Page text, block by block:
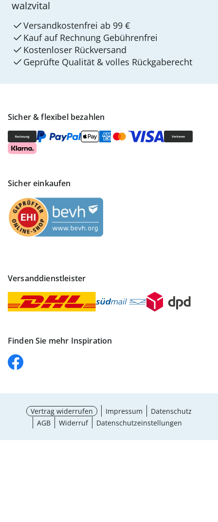
Sicher & flexibel bezahlen
Sicher einkaufen
Versanddienstleister
Finden Sie mehr Inspiration
walzvital
Versandkostenfrei ab 99 €
Kauf auf Rechnung Gebührenfrei
Kostenloser Rückversand
Geprüfte Qualität & volles Rückgaberecht
Vertrag widerrufen Impressum
Datenschutz
AGB
Widerruf Datenschutzeinstellungen